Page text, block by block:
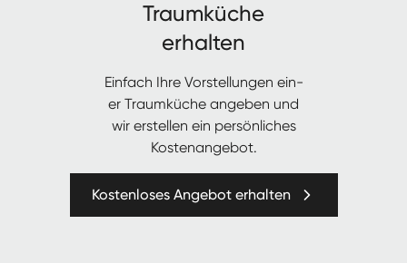
Traumküche
erhalten
Ein­fach Ihre Vorstel­lun­gen ein­
er Traumküche angeben und
wir erstellen ein per­sön­lich­es
Kostenangebot.
Kostenloses Angebot erhalten